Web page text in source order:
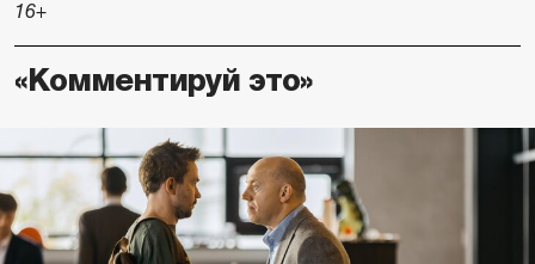
16+
«Комментируй это»